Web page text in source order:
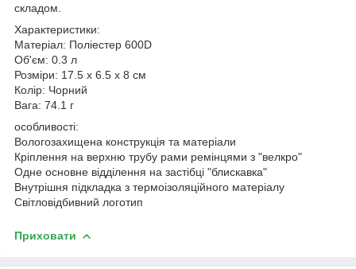
складом.
Характеристики:
Матеріал: Поліестер 600D
Об'єм: 0.3 л
Розміри: 17.5 x 6.5 x 8 см
Колір: Чорний
Вага: 74.1 г
особливості:
Вологозахищена конструкція та матеріали
Кріплення на верхню трубу рами ремінцями з "велкро"
Одне основне відділення на застібці "блискавка"
Внутрішня підкладка з термоізоляційного матеріалу
Світловідбивний логотип
Приховати